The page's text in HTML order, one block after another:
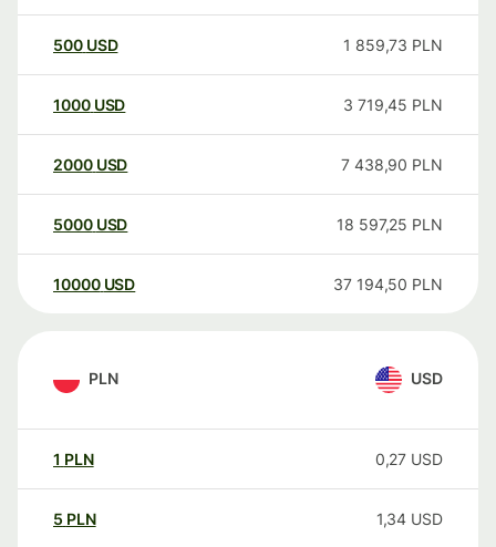
500 USD 1 859,73 PLN
1000 USD 3 719,45 PLN
2000 USD 7 438,90 PLN
5000 USD 18 597,25 PLN
10000 USD 37 194,50 PLN
PLN USD
1 PLN 0,27 USD
5 PLN 1,34 USD